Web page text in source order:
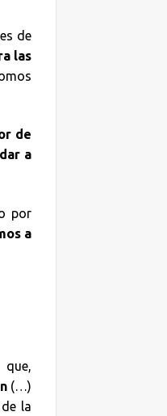
de
las
de
a
por
a
(…)
la